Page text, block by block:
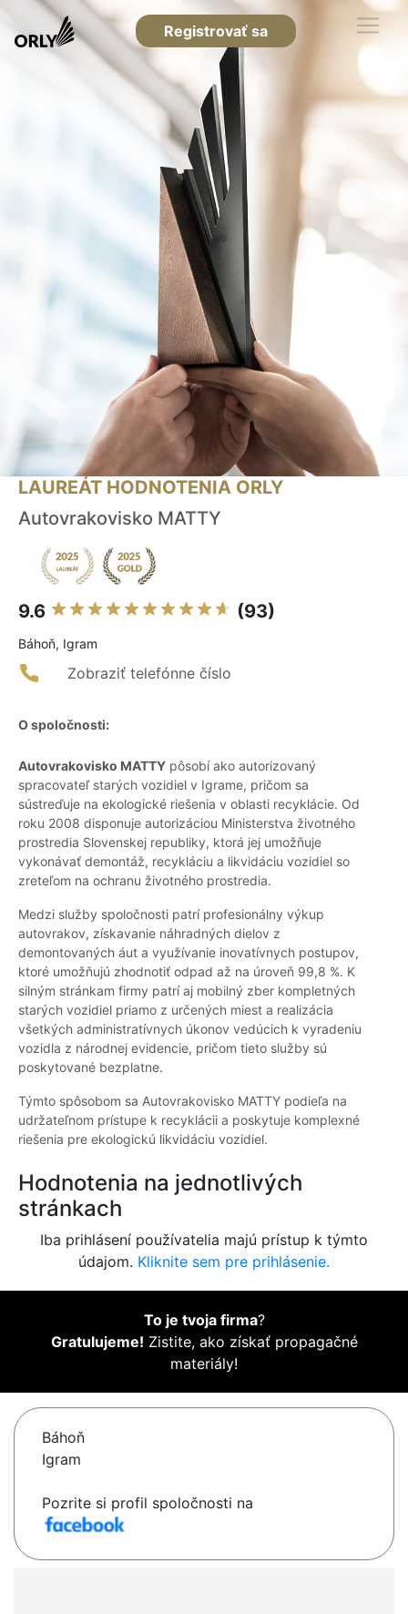
Registrovať sa
LAUREÁT HODNOTENIA ORLY
Autovrakovisko MATTY
9.6 (93)
Báhoň, Igram
Zobraziť telefónne číslo
O spoločnosti:
Autovrakovisko MATTY pôsobí ako autorizovaný
spracovateľ starých vozidiel v Igrame, pričom sa
sústreďuje na ekologické riešenia v oblasti recyklácie. Od
roku 2008 disponuje autorizáciou Ministerstva životného
prostredia Slovenskej republiky, ktorá jej umožňuje
vykonávať demontáž, recykláciu a likvidáciu vozidiel so
zreteľom na ochranu životného prostredia.
Medzi služby spoločnosti patrí profesionálny výkup
autovrakov, získavanie náhradných dielov z
demontovaných áut a využívanie inovatívnych postupov,
ktoré umožňujú zhodnotiť odpad až na úroveň 99,8 %. K
silným stránkam firmy patrí aj mobilný zber kompletných
starých vozidiel priamo z určených miest a realizácia
všetkých administratívnych úkonov vedúcich k vyradeniu
vozidla z národnej evidencie, pričom tieto služby sú
poskytované bezplatne.
Týmto spôsobom sa Autovrakovisko MATTY podieľa na
udržateľnom prístupe k recyklácii a poskytuje komplexné
riešenia pre ekologickú likvidáciu vozidiel.
Hodnotenia na jednotlivých
stránkach
Iba prihlásení používatelia majú prístup k týmto
údajom. Kliknite sem pre prihlásenie.
To je tvoja firma?
Gratulujeme! Zistite, ako získať propagačné
materiály!
Báhoň
Igram
Pozrite si profil spoločnosti na